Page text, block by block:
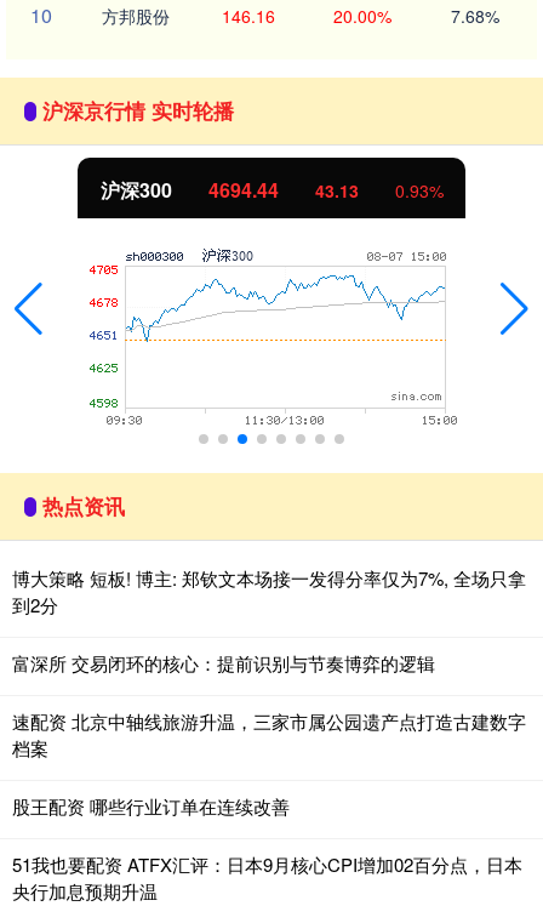
10 方邦股份 146.16 20.00% 7.68%
沪深京行情 实时轮播
沪深300 4694.44 43.13 0.93%
热点资讯
博大策略 短板! 博主: 郑钦文本场接一发得分率仅为7%, 全场只拿
到2分
富深所 交易闭环的核心：提前识别与节奏博弈的逻辑
速配资 北京中轴线旅游升温，三家市属公园遗产点打造古建数字
档案
股王配资 哪些行业订单在连续改善
51我也要配资 ATFX汇评：日本9月核心CPI增加02百分点，日本
央行加息预期升温